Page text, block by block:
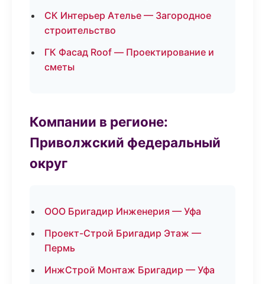
СК Интерьер Ателье — Загородное
строительство
ГК Фасад Roof — Проектирование и
сметы
Компании в регионе:
Приволжский федеральный
округ
ООО Бригадир Инженерия — Уфа
Проект-Строй Бригадир Этаж —
Пермь
ИнжСтрой Монтаж Бригадир — Уфа